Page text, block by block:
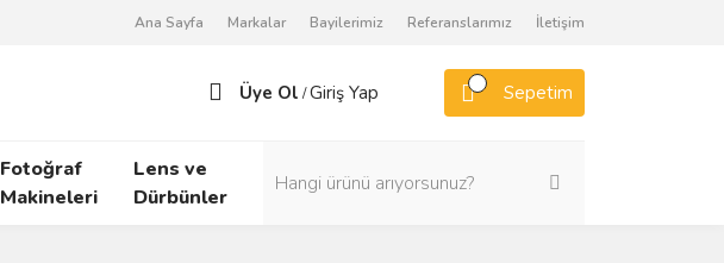
Ana Sayfa Markalar Bayilerimiz Referanslarımız İletişim
Üye Ol /Giriş Yap Sepetim
Fotoğraf
Makineleri
Lens ve
Dürbünler